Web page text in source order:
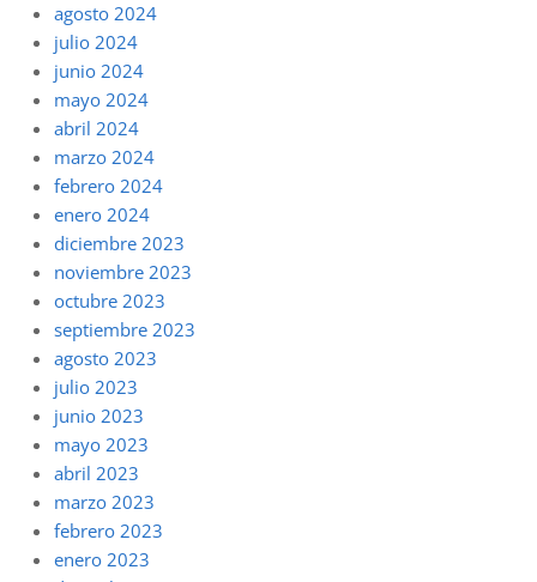
agosto 2024
julio 2024
junio 2024
mayo 2024
abril 2024
marzo 2024
febrero 2024
enero 2024
diciembre 2023
noviembre 2023
octubre 2023
septiembre 2023
agosto 2023
julio 2023
junio 2023
mayo 2023
abril 2023
marzo 2023
febrero 2023
enero 2023